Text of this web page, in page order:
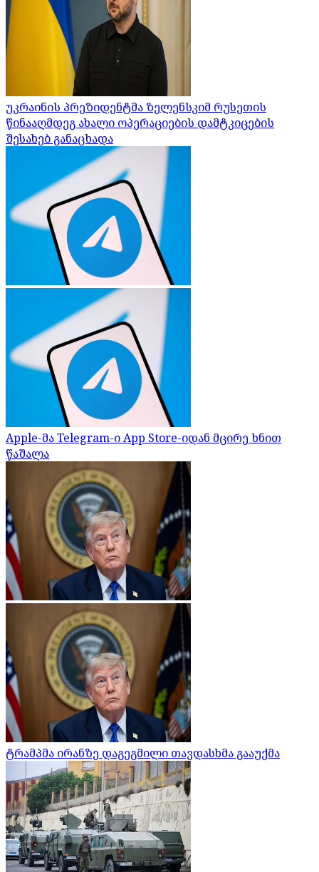
უკრაინის პრეზიდენტმა ზელენსკიმ რუსეთის
წინააღმდეგ ახალი ოპერაციების დამტკიცების
შესახებ განაცხადა
Apple-მა Telegram-ი App Store-იდან მცირე ხნით
წაშალა
ტრამპმა ირანზე დაგეგმილი თავდასხმა გააუქმა